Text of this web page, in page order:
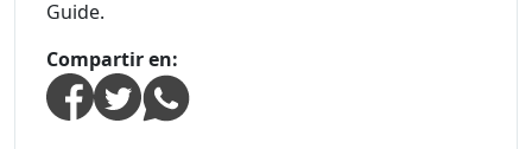
Compartir en: